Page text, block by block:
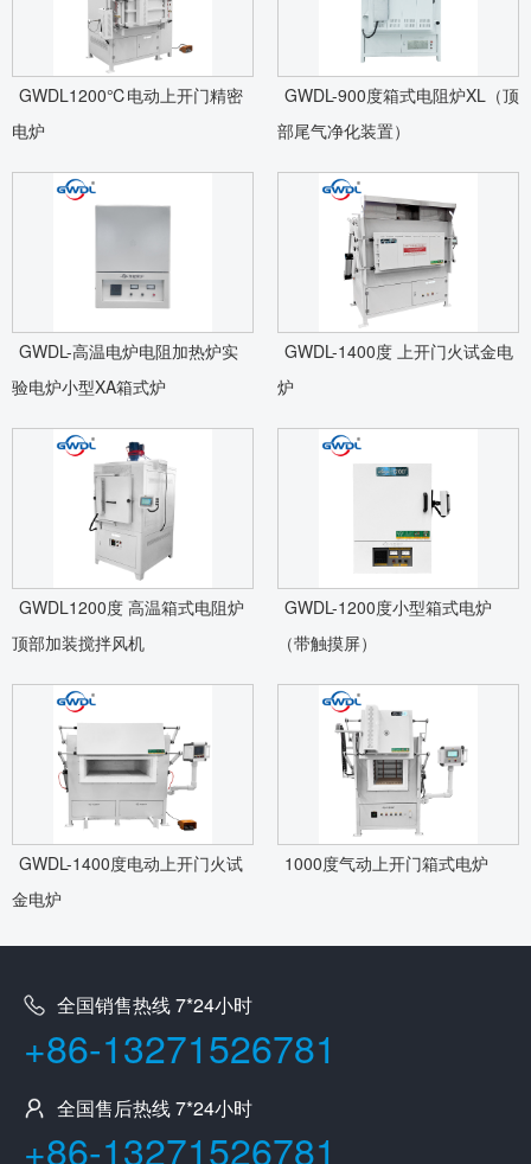
GWDL1200℃电动上开门精密
电炉
GWDL-900度箱式电阻炉XL（顶
部尾气净化装置）
GWDL-高温电炉电阻加热炉实
验电炉小型XA箱式炉
GWDL-1400度 上开门火试金电
炉
GWDL1200度 高温箱式电阻炉
顶部加装搅拌风机
GWDL-1200度小型箱式电炉
（带触摸屏）
GWDL-1400度电动上开门火试
金电炉
1000度气动上开门箱式电炉
全国销售热线 7*24小时
+86-13271526781
全国售后热线 7*24小时
+86-13271526781